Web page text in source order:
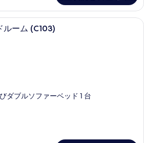
コンドミニアム 1 ベッドルーム
ルーム (C103)
ダブルソファーベッド 1 台